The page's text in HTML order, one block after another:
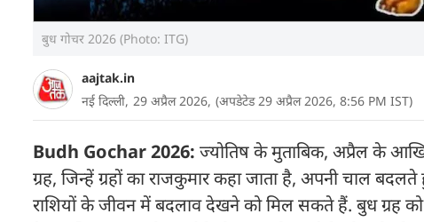
बुध गोचर 2026 (Photo: ITG)
aajtak.in
नई दिल्ली, 29 अप्रैल 2026, (अपडेटेड 29 अप्रैल 2026, 8:56 PM IST)
Budh Gochar 2026: ज्योतिष के मुताबिक, अप्रैल के
ग्रह, जिन्हें ग्रहों का राजकुमार कहा जाता है, अपनी चाल
राशियों के जीवन में बदलाव देखने को मिल सकते हैं. बुध ग्रह